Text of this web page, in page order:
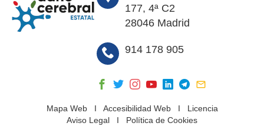
177, 4ª C2
28046 Madrid
914 178 905
Mapa WebI Accesibilidad WebI Licencia
Aviso Legal I Política de Cookies